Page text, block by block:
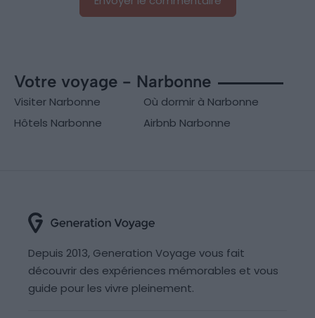
Votre voyage - Narbonne
Visiter Narbonne
Où dormir à Narbonne
Hôtels Narbonne
Airbnb Narbonne
Depuis 2013, Generation Voyage vous fait
découvrir des expériences mémorables et vous
guide pour les vivre pleinement.